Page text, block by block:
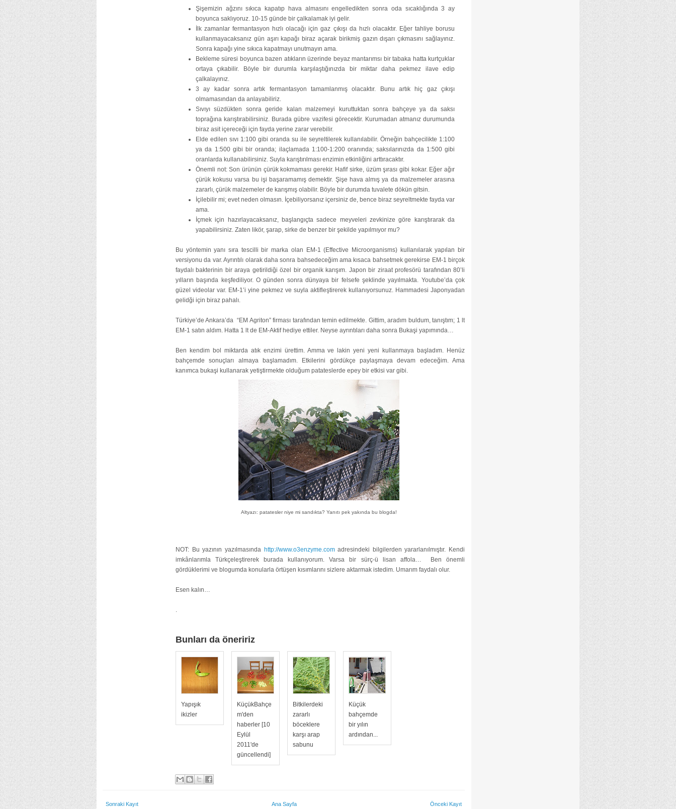
Şişemizin ağzını sıkıca kapatıp hava almasını engelledikten sonra oda sıcaklığında 3 ay
boyunca saklıyoruz. 10-15 günde bir çalkalamak iyi gelir.
İlk zamanlar fermantasyon hızlı olacağı için gaz çıkışı da hızlı olacaktır. Eğer tahliye borusu
kullanmayacaksanız gün aşırı kapağı biraz açarak birikmiş gazın dışarı çıkmasını sağlayınız.
Sonra kapağı yine sıkıca kapatmayı unutmayın ama.
Bekleme süresi boyunca bazen atıkların üzerinde beyaz mantarımsı bir tabaka hatta kurtçuklar
ortaya çıkabilir. Böyle bir durumla karşılaştığınızda bir miktar daha pekmez ilave edip
çalkalayınız.
3 ay kadar sonra artık fermantasyon tamamlanmış olacaktır. Bunu artık hiç gaz çıkışı
olmamasından da anlayabiliriz.
Sıvıyı süzdükten sonra geride kalan malzemeyi kuruttuktan sonra bahçeye ya da saksı
toprağına karıştırabilirsiniz. Burada gübre vazifesi görecektir. Kurumadan atmanız durumunda
biraz asit içereceği için fayda yerine zarar verebilir.
Elde edilen sıvı 1:100 gibi oranda su ile seyreltilerek kullanılabilir. Örneğin bahçecilikte 1:100
ya da 1:500 gibi bir oranda; ilaçlamada 1:100-1:200 oranında; saksılarınızda da 1:500 gibi
oranlarda kullanabilirsiniz. Suyla karıştırılması enzimin etkinliğini arttıracaktır.
Önemli not: Son ürünün çürük kokmaması gerekir. Hafif sirke, üzüm şırası gibi kokar. Eğer ağır
çürük kokusu varsa bu işi başaramamış demektir. Şişe hava almış ya da malzemeler arasına
zararlı, çürük malzemeler de karışmış olabilir. Böyle bir durumda tuvalete dökün gitsin.
İçilebilir mi; evet neden olmasın. İçebiliyorsanız içersiniz de, bence biraz seyreltmekte fayda var
ama.
İçmek için hazırlayacaksanız, başlangıçta sadece meyveleri zevkinize göre karıştırarak da
yapabilirsiniz. Zaten likör, şarap, sirke de benzer bir şekilde yapılmıyor mu?
Bu yöntemin yanı sıra tescilli bir marka olan EM-1 (Effective Microorganisms) kullanılarak yapılan bir
versiyonu da var. Ayrıntılı olarak daha sonra bahsedeceğim ama kısaca bahsetmek gerekirse EM-1 birçok
faydalı bakterinin bir araya getirildiği özel bir organik karışım. Japon bir ziraat profesörü tarafından 80’li
yılların başında keşfediliyor. O günden sonra dünyaya bir felsefe şeklinde yayılmakta. Youtube’da çok
güzel videolar var. EM-1’i yine pekmez ve suyla aktifleştirerek kullanıyorsunuz. Hammadesi Japonyadan
gelidği için biraz pahalı.
Türkiye’de Ankara’da “EM Agriton” firması tarafından temin edilmekte. Gittim, aradım buldum, tanıştım; 1 lt
EM-1 satın aldım. Hatta 1 lt de EM-Aktif hediye ettiler. Neyse ayrıntıları daha sonra Bukaşi yapımında…
Ben kendim bol miktarda atık enzimi ürettim. Amma ve lakin yeni yeni kullanmaya başladım. Henüz
bahçemde sonuçları almaya başlamadım. Etkilerini gördükçe paylaşmaya devam edeceğim. Ama
kanımca bukaşi kullanarak yetiştirmekte olduğum patateslerde epey bir etkisi var gibi.
Altyazı: patatesler niye mi sandıkta? Yanıtı pek yakında bu blogda!
NOT: Bu yazının yazılmasında http://www.o3enzyme.comadresindeki bilgilerden yararlanılmıştır. Kendi
imkânlarımla Türkçeleştirerek burada kullanıyorum. Varsa bir sürç-ü lisan affola… Ben önemli
gördüklerimi ve blogumda konularla örtüşen kısımlarını sizlere aktarmak istedim. Umarım faydalı olur.
Esen kalın…
.
Bunları da öneririz
Yapışık
ikizler
KüçükBahçe
m'den
haberler [10
Eylül
2011'de
güncellendi]
Bitkilerdeki
zararlı
böceklere
karşı arap
sabunu
Küçük
bahçemde
bir yılın
ardından...
Sonraki Kayıt Önceki Kayıt
Ana Sayfa